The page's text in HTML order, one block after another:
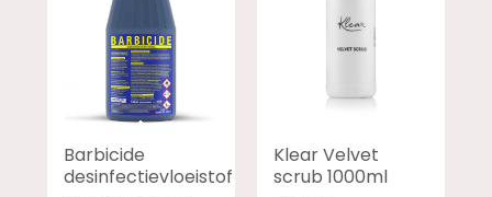
Barbicide
desinfectievloeistof
Klear Velvet
scrub 1000ml